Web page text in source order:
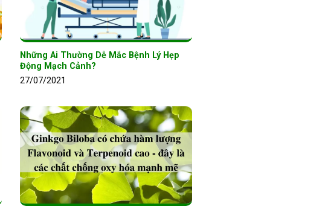
Những Ai Thường Dễ Mắc Bệnh Lý Hẹp
Động Mạch Cảnh?
27/07/2021